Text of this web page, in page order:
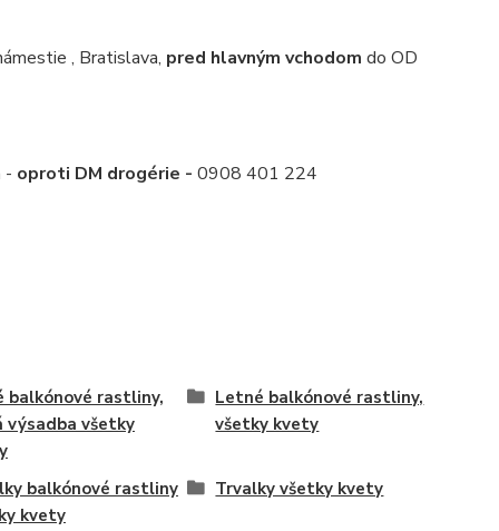
, Bratislava, pred hlavným vchodom do OD
- oproti DM drogérie - 0908 401 224
balkónové rastliny,
výsadba všetky
Letné balkónové rastliny,
všetky kvety
balkónové rastliny
kvety
Trvalky všetky kvety